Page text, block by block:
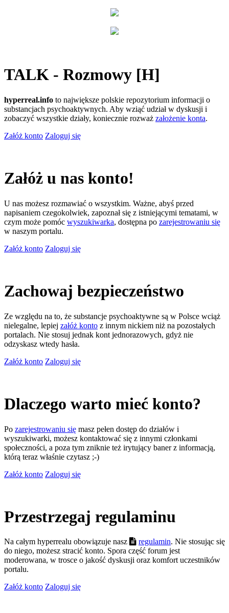
TALK - Rozmowy [H]
hyperreal.info to największe polskie repozytorium informacji o
substancjach psychoaktywnych. Aby wziąć udział w dyskusji i
zobaczyć wszystkie działy, koniecznie rozważ założenie konta.
Załóż konto Zaloguj się
Załóż u nas konto!
U nas możesz rozmawiać o wszystkim. Ważne, abyś przed
napisaniem czegokolwiek, zapoznał się z istniejącymi tematami, w
czym może pomóc wyszukiwarka, dostępna po zarejestrowaniu się
w naszym portalu.
Załóż konto Zaloguj się
Zachowaj bezpieczeństwo
Ze względu na to, że substancje psychoaktywne są w Polsce wciąż
nielegalne, lepiej załóż konto z innym nickiem niż na pozostałych
portalach. Nie stosuj jednak kont jednorazowych, gdyż nie
odzyskasz wtedy hasła.
Załóż konto Zaloguj się
Dlaczego warto mieć konto?
Po zarejestrowaniu się masz pełen dostęp do działów i
wyszukiwarki, możesz kontaktować się z innymi członkami
społeczności, a poza tym zniknie też irytujący baner z informacją,
którą teraz właśnie czytasz ;-)
Załóż konto Zaloguj się
Przestrzegaj regulaminu
Na całym hyperrealu obowiązuje nasz regulamin. Nie stosując się
do niego, możesz stracić konto. Spora część forum jest
moderowana, w trosce o jakość dyskusji oraz komfort uczestników
portalu.
Załóż konto Zaloguj się